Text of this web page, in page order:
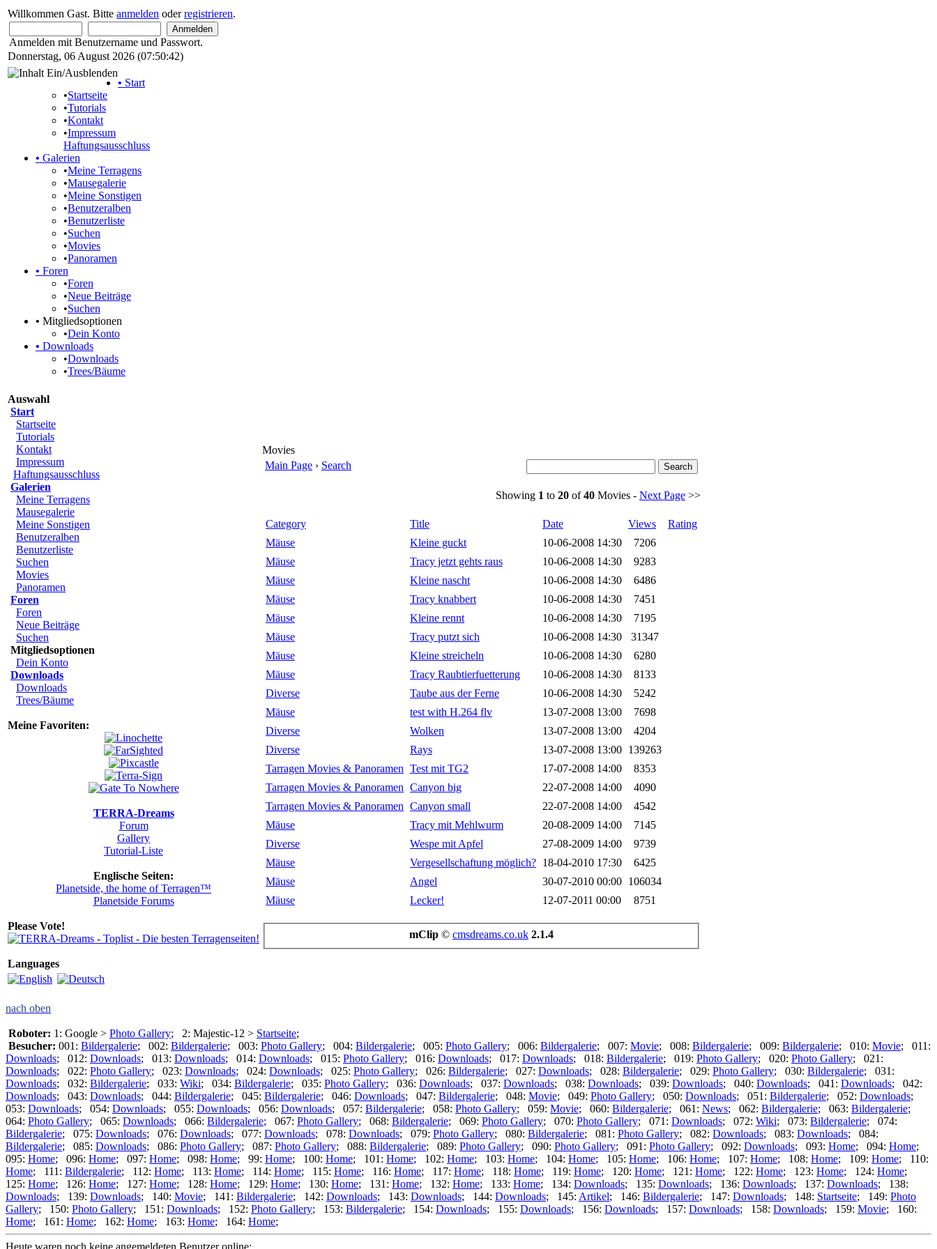
Willkommen Gast. Bitte anmelden oderregistrieren.
Anmelden mit Benutzername und Passwort.
Donnerstag, 06 August 2026 (07:50:42)
• Start
•Startseite
•Tutorials
•Kontakt
•Impressum
Haftungsausschluss
• Galerien
•Meine Terragens
•Mausegalerie
•Meine Sonstigen
•Benutzeralben
•Benutzerliste
•Suchen
•Movies
•Panoramen
• Foren
•Foren
•Neue Beiträge
•Suchen
• Mitgliedsoptionen
•Dein Konto
• Downloads
•Downloads
•Trees/Bäume
Auswahl
Start
Startseite
Tutorials
Kontakt
Impressum
Haftungsausschluss
Galerien
Meine Terragens
Mausegalerie
Meine Sonstigen
Benutzeralben
Benutzerliste
Suchen
Movies
Panoramen
Foren
Foren
Neue Beiträge
Suchen
Mitgliedsoptionen
Dein Konto
Downloads
Downloads
Trees/Bäume
Meine Favoriten:
TERRA-Dreams
Forum
Gallery
Tutorial-Liste
Englische Seiten:
Planetside, the home of Terragen™
Planetside Forums
Please Vote!
Languages
Movies
Main Page › Search
Showing 1 to 20 of40 Movies - Next Page >>
Category Title Date Views
Rating
Mäuse
Kleine guckt 10-06-2008 14:30
7206
Mäuse
Tracy jetzt gehts raus 10-06-2008 14:30
9283
Mäuse
Kleine nascht 10-06-2008 14:30
6486
Mäuse
Tracy knabbert 10-06-2008 14:30
7451
Mäuse
Kleine rennt 10-06-2008 14:30
7195
Mäuse
Tracy putzt sich 10-06-2008 14:30
31347
Mäuse
Kleine streicheln 10-06-2008 14:30
6280
Mäuse
Tracy Raubtierfuetterung 10-06-2008 14:30
8133
Diverse
Taube aus der Ferne 10-06-2008 14:30
5242
Mäuse
test with H.264 flv 13-07-2008 13:00
7698
Diverse
Wolken 13-07-2008 13:00
4204
Diverse
Rays 13-07-2008 13:00 139263
Tarragen Movies & Panoramen Test mit TG2 17-07-2008 14:00
8353
Tarragen Movies & Panoramen Canyon big 22-07-2008 14:00
4090
Tarragen Movies & Panoramen Canyon small 22-07-2008 14:00
4542
Mäuse
Tracy mit Mehlwurm 20-08-2009 14:00
7145
Diverse
Wespe mit Apfel 27-08-2009 14:00
9739
Mäuse
Vergesellschaftung möglich? 18-04-2010 17:30
6425
Mäuse
Angel 30-07-2010 00:00 106034
Mäuse
Lecker! 12-07-2011 00:00 8751
mClip © cmsdreams.co.uk 2.1.4
nach oben
Roboter: 1: Google > Photo Gallery; 2: Majestic-12 > Startseite;
Besucher: 001: Bildergalerie; 002: Bildergalerie; 003: Photo Gallery; 004: Bildergalerie; 005: Photo Gallery; 006: Bildergalerie; 007: Movie; 008: Bildergalerie; 009: Bildergalerie; 010: Movie; 011:
Downloads; 012: Downloads; 013: Downloads; 014: Downloads; 015: Photo Gallery; 016: Downloads; 017: Downloads; 018: Bildergalerie; 019: Photo Gallery; 020: Photo Gallery; 021:
Downloads; 022: Photo Gallery; 023: Downloads; 024: Downloads; 025: Photo Gallery; 026: Bildergalerie; 027: Downloads; 028: Bildergalerie; 029: Photo Gallery; 030: Bildergalerie; 031:
Downloads; 032: Bildergalerie; 033: Wiki; 034: Bildergalerie; 035: Photo Gallery; 036: Downloads; 037: Downloads; 038: Downloads; 039: Downloads; 040: Downloads; 041: Downloads; 042:
Downloads; 043: Downloads; 044: Bildergalerie; 045: Bildergalerie; 046: Downloads; 047: Bildergalerie; 048: Movie; 049: Photo Gallery; 050: Downloads; 051: Bildergalerie; 052: Downloads;
053: Downloads; 054: Downloads; 055: Downloads; 056: Downloads; 057: Bildergalerie; 058: Photo Gallery; 059: Movie; 060: Bildergalerie; 061: News; 062: Bildergalerie; 063: Bildergalerie;
064: Photo Gallery; 065: Downloads; 066: Bildergalerie; 067: Photo Gallery; 068: Bildergalerie; 069: Photo Gallery; 070: Photo Gallery; 071: Downloads; 072: Wiki; 073: Bildergalerie; 074:
Bildergalerie; 075: Downloads; 076: Downloads; 077: Downloads; 078: Downloads; 079: Photo Gallery; 080: Bildergalerie; 081: Photo Gallery; 082: Downloads; 083: Downloads; 084:
Bildergalerie; 085: Downloads; 086: Photo Gallery; 087: Photo Gallery; 088: Bildergalerie; 089: Photo Gallery; 090: Photo Gallery; 091: Photo Gallery; 092: Downloads; 093: Home; 094: Home;
095: Home; 096: Home; 097: Home; 098: Home; 99: Home; 100: Home; 101: Home; 102: Home; 103: Home; 104: Home; 105: Home; 106: Home; 107: Home; 108: Home; 109: Home; 110:
Home; 111: Bildergalerie; 112: Home; 113: Home; 114: Home; 115: Home; 116: Home; 117: Home; 118: Home; 119: Home; 120: Home; 121: Home; 122: Home; 123: Home; 124: Home;
125: Home; 126: Home; 127: Home; 128: Home; 129: Home; 130: Home; 131: Home; 132: Home; 133: Home; 134: Downloads; 135: Downloads; 136: Downloads; 137: Downloads; 138:
Downloads; 139: Downloads; 140: Movie; 141: Bildergalerie; 142: Downloads; 143: Downloads; 144: Downloads; 145: Artikel; 146: Bildergalerie; 147: Downloads; 148: Startseite; 149: Photo
Gallery; 150: Photo Gallery; 151: Downloads; 152: Photo Gallery; 153: Bildergalerie; 154: Downloads; 155: Downloads; 156: Downloads; 157: Downloads; 158: Downloads; 159: Movie; 160:
Home; 161: Home; 162: Home; 163: Home; 164: Home;
Heute waren noch keine angemeldeten Benutzer online: